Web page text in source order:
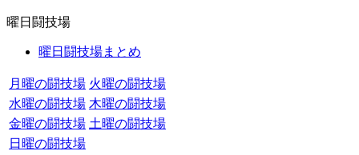
曜日闘技場
曜日闘技場まとめ
月曜の闘技場 火曜の闘技場
水曜の闘技場 木曜の闘技場
金曜の闘技場 土曜の闘技場
日曜の闘技場